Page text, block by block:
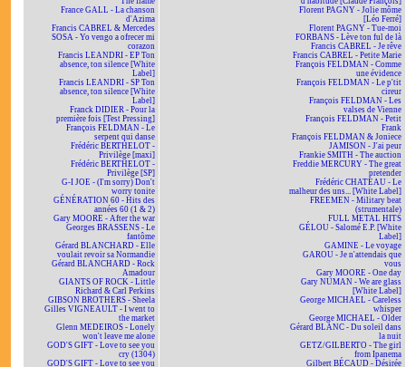
France GALL - La chanson
d'Azima
Francis CABREL & Mercedes
SOSA - Yo vengo a ofrecer mi
corazon
Francis LEANDRI - EP Ton
absence, ton silence [White
Label]
Francis LEANDRI - SP Ton
absence, ton silence [White
Label]
Franck DIDIER - Pour la
première fois [Test Pressing]
François FELDMAN - Le
serpent qui danse
Frédéric BERTHELOT -
Privilège [maxi]
Frédéric BERTHELOT -
Privilège [SP]
G-I JOE - (I'm sorry) Don't
worry tonite
GÉNÉRATION 60 - Hits des
années 60 (1 & 2)
Gary MOORE - After the war
Georges BRASSENS - Le
fantôme
Gérard BLANCHARD - Elle
voulait revoir sa Normandie
Gérard BLANCHARD - Rock
Amadour
GIANTS OF ROCK - Little
Richard & Carl Perkins
GIBSON BROTHERS - Sheela
Gilles VIGNEAULT - I went to
the market
Glenn MEDEIROS - Lonely
won't leave me alone
GOD'S GIFT - Love to see you
cry (1304)
GOD'S GIFT - Love to see you
Florent PAGNY - Jolie môme
[Léo Ferré]
Florent PAGNY - Tue-moi
FORBANS - Lève ton ful de là
Francis CABREL - Je rêve
Francis CABREL - Petite Marie
François FELDMAN - Comme
une évidence
François FELDMAN - Le p'tit
cireur
François FELDMAN - Les
valses de Vienne
François FELDMAN - Petit
Frank
François FELDMAN & Joniece
JAMISON - J'ai peur
Frankie SMITH - The auction
Freddie MERCURY - The great
pretender
Frédéric CHATEAU - Le
malheur des uns... [White Label]
FREEMEN - Military beat
(strumentale)
FULL METAL HITS
GÉLOU - Salomé E.P. [White
Label]
GAMINE - Le voyage
GAROU - Je n'attendais que
vous
Gary MOORE - One day
Gary NUMAN - We are glass
[White Label]
George MICHAEL - Careless
whisper
George MICHAEL - Older
Gérard BLANC - Du soleil dans
la nuit
GETZ/GILBERTO - The girl
from Ipanema
Gilbert BÉCAUD - Désirée